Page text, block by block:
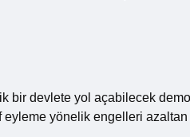
bir devlete yol açabilecek
yönelik engelleri azaltan